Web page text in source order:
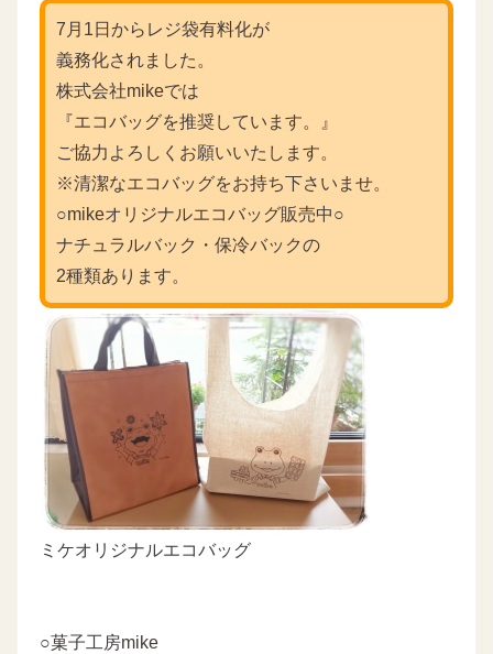
7月1日からレジ袋有料化が
義務化されました。
株式会社mikeでは
『エコバッグを推奨しています。』
ご協力よろしくお願いいたします。
※清潔なエコバッグをお持ち下さいませ。
○mikeオリジナルエコバッグ販売中○
ナチュラルバック・保冷バックの
2種類あります。
ミケオリジナルエコバッグ
○菓子工房mike